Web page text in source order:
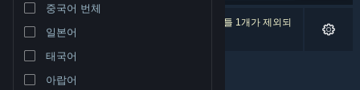
언어 변경
Steam 모바일 앱 다운로드
PC 웹사이트 보기
중국어 번체
일본어
태국어
아랍어
검색 결과가 0개 있습니다. 환경 설정에 따라 타이틀 1개가 제외되
었습니다.